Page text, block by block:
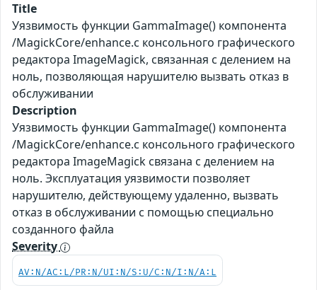
Title
Уязвимость функции GammaImage() компонента
/MagickCore/enhance.c консольного графического
редактора ImageMagick, связанная с делением на
ноль, позволяющая нарушителю вызвать отказ в
обслуживании
Description
Уязвимость функции GammaImage() компонента
/MagickCore/enhance.c консольного графического
редактора ImageMagick связана с делением на
ноль. Эксплуатация уязвимости позволяет
нарушителю, действующему удаленно, вызвать
отказ в обслуживании с помощью специально
созданного файла
Severity
AV:N/AC:L/PR:N/UI:N/S:U/C:N/I:N/A:L